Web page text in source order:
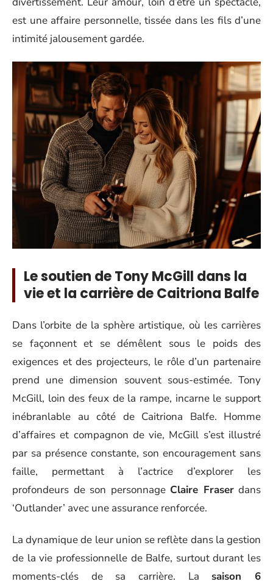
est une affaire personnelle, tissée dans les fils d’une
intimité jalousement gardée.
Le soutien de Tony McGill dans la
vie et la carrière de Caitriona Balfe
Dans l’orbite de la sphère artistique, où les carrières
se façonnent et se démêlent sous le poids des
exigences et des projecteurs, le rôle d’un partenaire
prend une dimension souvent sous-estimée. Tony
McGill, loin des feux de la rampe, incarne le support
inébranlable au côté de Caitriona Balfe. Homme
d’affaires et compagnon de vie, McGill s’est illustré
par sa présence constante, son encouragement sans
faille, permettant à l’actrice d’explorer les
profondeurs de son personnage Claire Fraserdans
‘Outlander’ avec une assurance renforcée.
La dynamique de leur union se reflète dans la gestion
de la vie professionnelle de Balfe, surtout durant les
moments-clés de sa carrière. La saison 6